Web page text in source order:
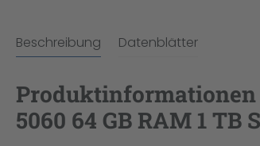
Beschreibung Datenblätter
Produktinformationen
5060 64 GB RAM 1 TB